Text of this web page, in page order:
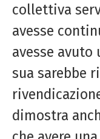
collettiva
avesse
avesse
sua sarebbe
dimostra